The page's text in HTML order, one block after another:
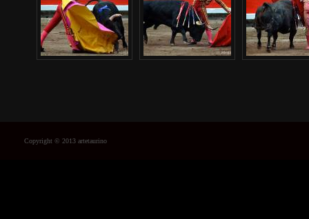
Copyright © 2013 artetaurino